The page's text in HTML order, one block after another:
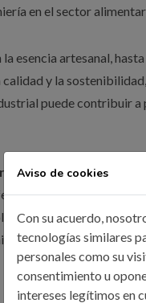
en el sector
esencia artesanal,
y la sostenibilidad,
puede contribuir a
sabor, tradición e
única! Aprovecha
y, por supuesto,
y la artesanía
Aviso de cookies
Con su acuerdo,
tecnologías similares
personales como su
consentimiento u
intereses legítimos en